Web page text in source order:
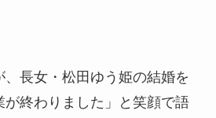
長女・松田ゆう姫の結婚を
が終わりました」と笑顔で語